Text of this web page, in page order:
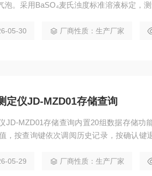
泡。采用BaSO₄麦氏浊度标准溶液标定，
05-30 厂商性质：生产厂家
定仪JD-MZD01存储查询
JD-MZD01存储查询内置20组数据存储功
，按查询键依次调阅历史记录，按确认键
支试样管及遮光盖。
05-29 厂商性质：生产厂家